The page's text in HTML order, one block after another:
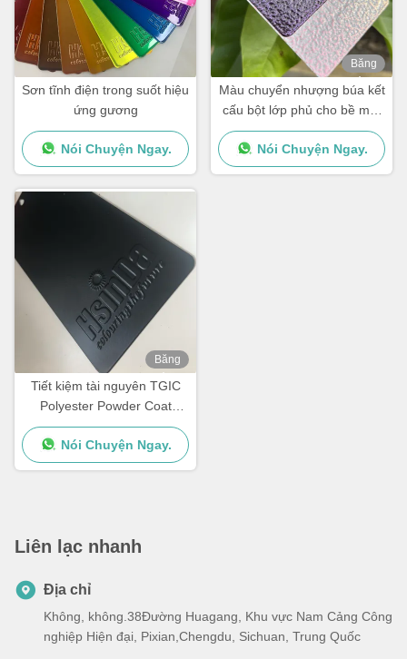
Sơn tĩnh điện trong suốt hiệu
ứng gương
Nói Chuyện Ngay.
Băng
Màu chuyển nhượng búa kết
cấu bột lớp phủ cho bề mặt
kim loại với độ bóng tùy
chỉnh
Nói Chuyện Ngay.
Băng
Tiết kiệm tài nguyên TGIC
Polyester Powder Coat
Không ô nhiễm Kháng nhiệt
độ cao
Nói Chuyện Ngay.
Liên lạc nhanh
Địa chỉ
Không, không.38Đường Huagang, Khu vực Nam Cảng Công
nghiệp Hiện đại, Pixian,Chengdu, Sichuan, Trung Quốc